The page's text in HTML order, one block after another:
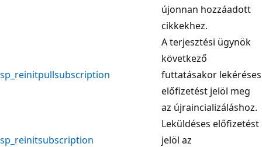
újonnan hozzáadott
cikkekhez.
sp_reinitpullsubscription
A terjesztési ügynök
következő
futtatásakor lekéréses
előfizetést jelöl meg
az újraincializáláshoz.
sp_reinitsubscription
Leküldéses előfizetést
jelöl az